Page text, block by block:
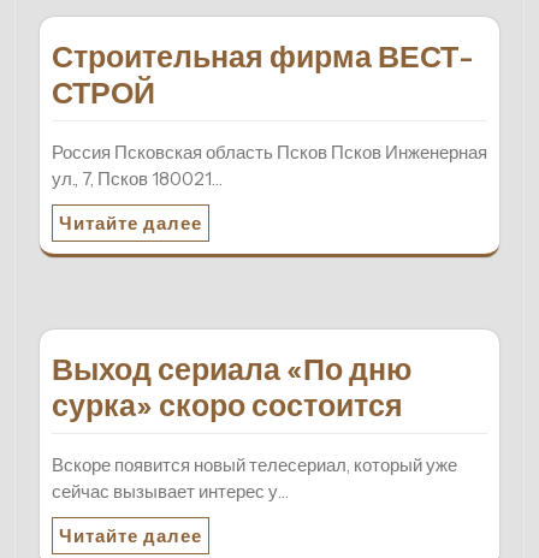
Строительная фирма ВЕСТ-
СТРОЙ
Россия Псковская область Псков Псков Инженерная
ул., 7, Псков 180021…
Читайте далее
Выход сериала «По дню
сурка» скоро состоится
Вскоре появится новый телесериал, который уже
сейчас вызывает интерес у…
Читайте далее